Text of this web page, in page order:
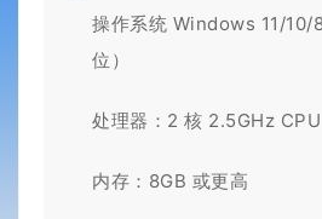
操作系统 Windows 11/10/
位）
处理器：2 核 2.5GHz CPU
内存：8GB 或更高